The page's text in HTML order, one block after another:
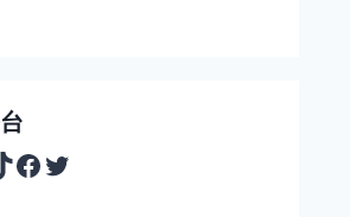
Facebook
Twitter